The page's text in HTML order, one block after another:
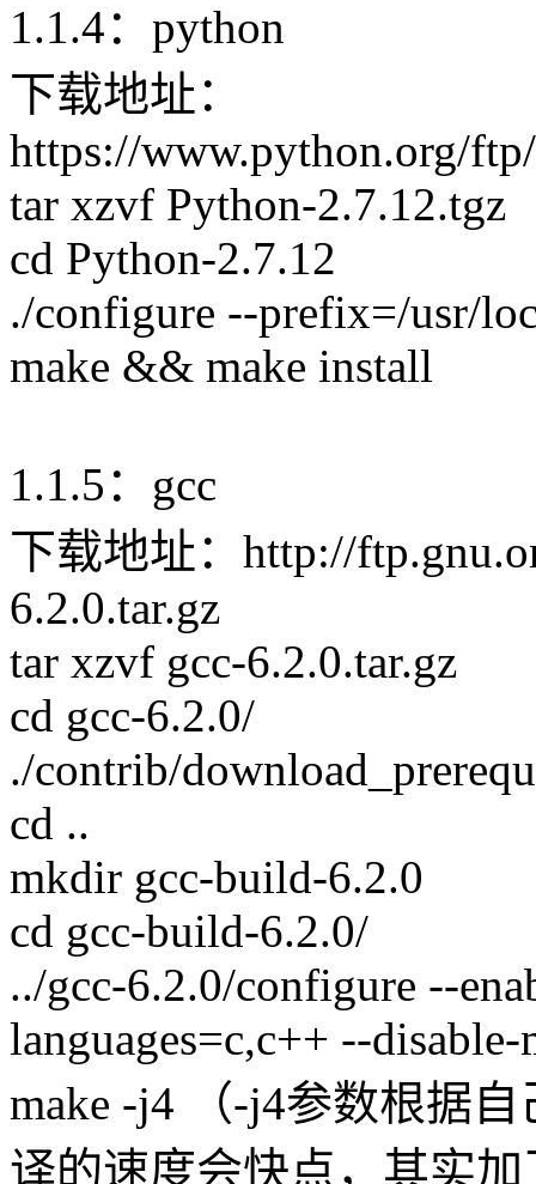
1.1.4：python
下载地址：
https://www.python.org/
tar xzvf Python-2.7.12.tgz
cd Python-2.7.12
./configure --prefix=/usr/
make && make install
1.1.5：gcc
下载地址：http://
6.2.0.tar.gz
tar xzvf gcc-6.2.0.tar.gz
cd gcc-6.2.0/
./contrib/
cd ..
mkdir gcc-build-6.2.0
cd gcc-build-6.2.0/
../gcc-6.2.0/configure --
languages=c,c++ --
make -j4 （-j4参数根据
译的速度会快点，其实